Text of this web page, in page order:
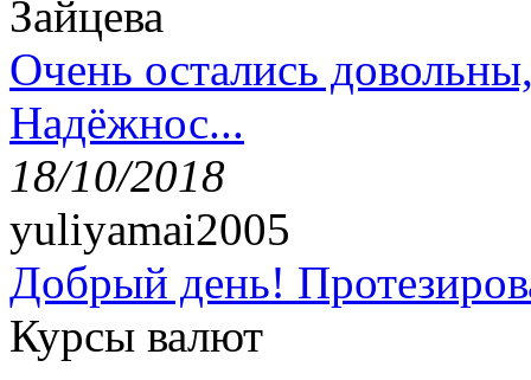
Зайцева
Очень остались
Надёжнос...
18/10/2018
yuliyamai2005
Добрый день!
Курсы валют